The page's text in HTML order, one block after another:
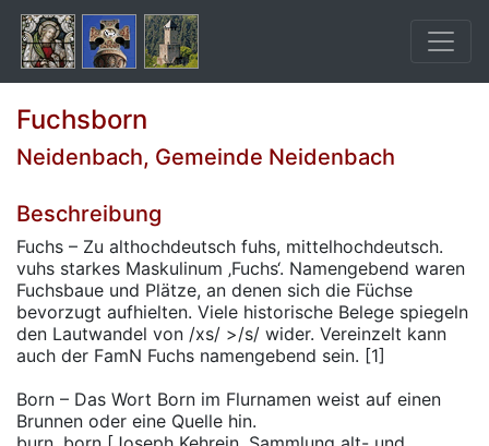
Fuchsborn
Neidenbach, Gemeinde Neidenbach
Beschreibung
Fuchs – Zu althochdeutsch fuhs, mittelhochdeutsch.
vuhs starkes Maskulinum ‚Fuchs‘. Namengebend waren
Fuchsbaue und Plätze, an denen sich die Füchse
bevorzugt aufhielten. Viele historische Belege spiegeln
den Lautwandel von /xs/ >/s/ wider. Vereinzelt kann
auch der FamN Fuchs namengebend sein. [1]
Born – Das Wort Born im Flurnamen weist auf einen
Brunnen oder eine Quelle hin.